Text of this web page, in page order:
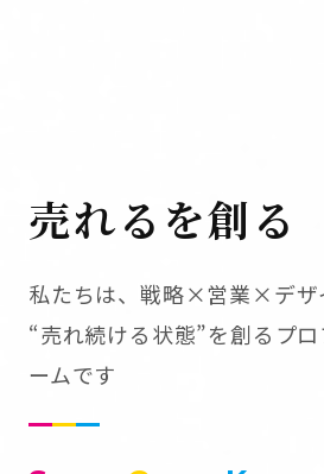
売れるを創る
私たちは、戦略×営業×デザ
“売れ続ける状態”を創るプ
ームです